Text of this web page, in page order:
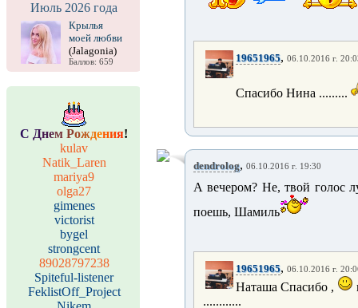
Июль 2026 года
Крылья
моей любви
(Jalagonia)
Баллов: 659
С Днем Рождения!
kulav
Natik_Laren
mariya9
olga27
gimenes
victorist
bygel
strongcent
89028797238
Spiteful-listener
FeklistOff_Project
19651965, 06.10.2016 г.
Спасибо Нина .........
dendrolog, 06.10.2016 г. 19:30
А вечером? Не, твой голос
поешь, Шамиль
19651965, 06.10.2016 г.
Наташа Спасибо ,
............